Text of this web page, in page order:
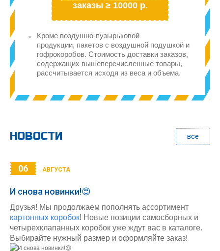
заказы ≥ 10000 р.
Кроме воздушно-пузырьковой
продукции, пакетов с воздушной подушкой и
гофрокоробов. Стоимость доставки заказов,
содержащих вышеперечисленные товары,
рассчитывается исходя из веса и объема.
НОВОСТИ все
06 АВГУСТА
И снова новинки!😍
Друзья! Мы продолжаем пополнять ассортимент
картонных коробок! Новые позиции самосборных и
четырехклапанных коробок уже ждут вас в каталоге.
Выбирайте нужный размер и оформляйте заказ!